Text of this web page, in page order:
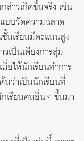
าวเกิดขึ้นจริง เช่น
บบวัดความฉลาด
นเรียนมีคะแนนสูง
เป็นเพียงการสุ่ม
อให้นักเรียนทำการ
ว่าเป็นนักเรียนที่
เรียนคนอื่น ๆ ขึ้นมา